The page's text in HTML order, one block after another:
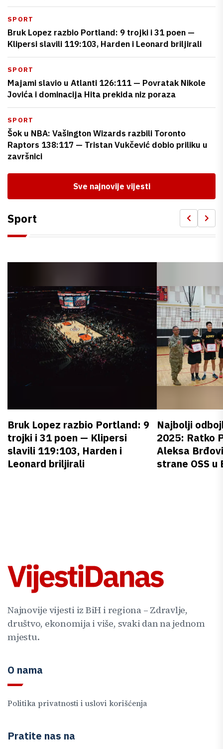
SPORT
Bruk Lopez razbio Portland: 9 trojki i 31 poen —
Klipersi slavili 119:103, Harden i Leonard briljirali
SPORT
Majami slavio u Atlanti 126:111 — Povratak Nikole
Jovića i dominacija Hita prekida niz poraza
SPORT
Šok u NBA: Vašington Wizards razbili Toronto
Raptors 138:117 — Tristan Vukčević dobio priliku u
završnici
Sve najnovije vijesti
Sport
Bruk Lopez razbio Portland: 9
trojki i 31 poen — Klipersi
slavili 119:103, Harden i
Leonard briljirali
Najbolji
2025: Ratko
Aleksa
strane OSS u
Najnovije vijesti iz BiH i regiona – Zdravlje,
društvo, ekonomija i više, svaki dan na jednom
mjestu.
O nama
Politika privatnosti i uslovi korišćenja
Pratite nas na